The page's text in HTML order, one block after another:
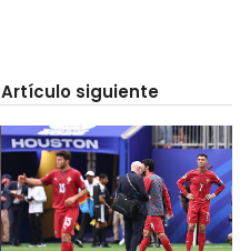
Artículo siguiente